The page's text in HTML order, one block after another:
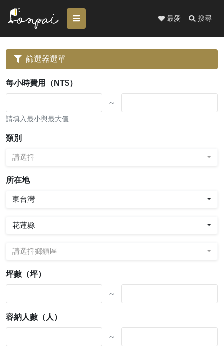
最愛 搜尋
篩選器選單
每小時費用（NT$）
～
請填入最小與最大值
類別
請選擇
所在地
東台灣
花蓮縣
請選擇鄉鎮區
坪數（坪）
～
容納人數（人）
～